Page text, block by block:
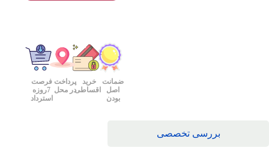
ضمانت
اصل
بودن
خرید
اقساطی
پرداخت
در محل
فرصت
7روزه
استرداد
بررسی تخصصی